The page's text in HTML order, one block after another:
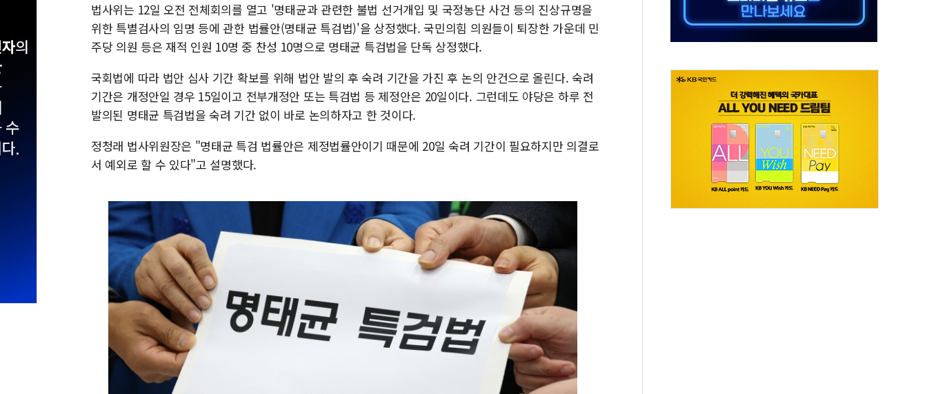
트럼프 "금리 내려야"…파월 때와 달리 워시엔 톤 낮춰
특정 정치인 측근 포항시 정책특보 내정설...포항시 '시끌'
법사위는 12일 오전 전체회의를 열고 '명태균과 관련한 불법 선거개입 및 국정농단 사건 등의 진상규명을
위한 특별검사의 임명 등에 관한 법률안(명태균 특검법)'을 상정했다. 국민의힘 의원들이 퇴장한 가운데 민
주당 의원 등은 재적 인원 10명 중 찬성 10명으로 명태균 특검법을 단독 상정했다.
국회법에 따라 법안 심사 기간 확보를 위해 법안 발의 후 숙려 기간을 가진 후 논의 안건으로 올린다. 숙려
기간은 개정안일 경우 15일이고 전부개정안 또는 특검법 등 제정안은 20일이다. 그런데도 야당은 하루 전
발의된 명태균 특검법을 숙려 기간 없이 바로 논의하자고 한 것이다.
정청래 법사위원장은 "명태균 특검 법률안은 제정법률안이기 때문에 20일 숙려 기간이 필요하지만 의결로
서 예외로 할 수 있다"고 설명했다.